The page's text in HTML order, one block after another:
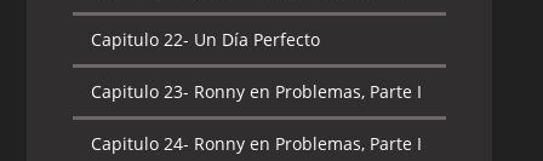
Capitulo 22- Un Día Perfecto
Capitulo 23- Ronny en Problemas, Parte I
Capitulo 24- Ronny en Problemas, Parte I